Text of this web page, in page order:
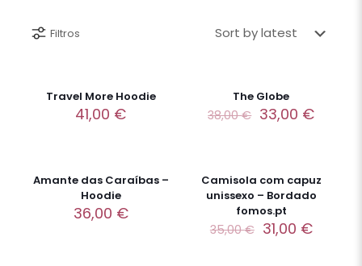
Filtros
Travel More Hoodie
41,00 €
The Globe
38,00€ 33,00 €
Amante das Caraíbas –
Hoodie
36,00 €
-11%
Camisola com capuz
unissexo – Bordado
fomos.pt
35,00€ 31,00 €